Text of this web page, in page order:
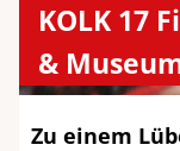
KOLK 17
&
Zu einem